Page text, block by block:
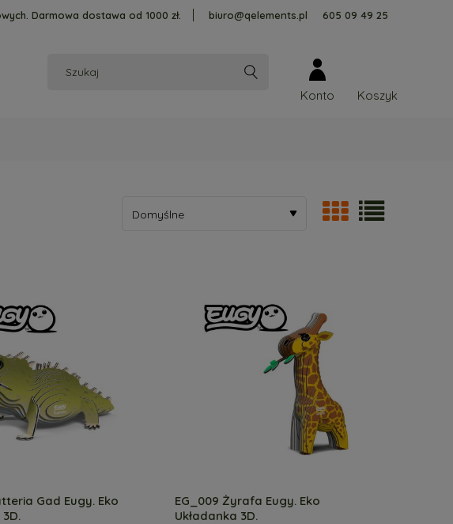
Darmowa dostawa od 1000 zł. biuro@qelements.pl 605 09 49 25
Konto
Gad Eugy. Eko
EG_009 Żyrafa Eugy. Eko
Układanka 3D.